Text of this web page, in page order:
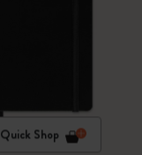
Quick Shop